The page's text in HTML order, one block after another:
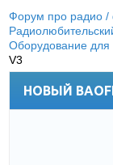
Форум про радио
Оборудование для
V3
НОВЫЙ